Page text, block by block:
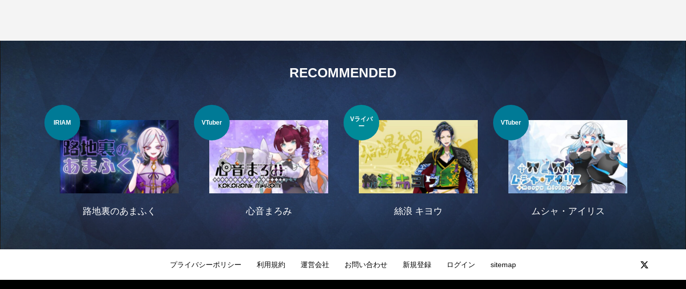
RECOMMENDED
IRIAM
路地裏のあまふく
VTuber
心音まろみ
Vライバ
ー
絲浪 キヨウ
VTuber
ムシャ・アイリス
プライバシーポリシー 利用規約 運営会社 お問い合わせ 新規登録 ログイン sitemap